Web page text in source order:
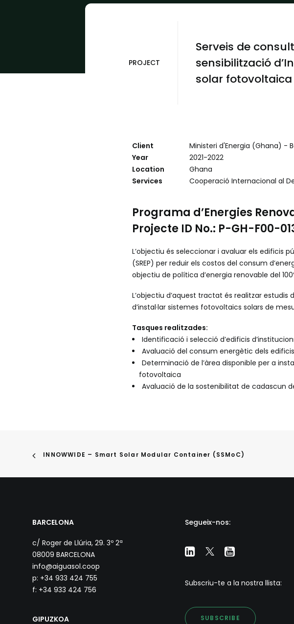
PROJECT
Serveis de
sensibilització
solar fotovoltaica
Client
Ministeri d'Energia (Ghana) -
Year
2021-2022
Location
Ghana
Services
Cooperació Internacional al
Programa d’Energies
Projecte ID No.: P-GH-F00-
L’objectiu és seleccionar i avaluar els edificis
(SREP) per reduir els costos del consum
objectiu de política d’energia renovable del
L’objectiu d’aquest tractat és realitzar
d’instal·lar sistemes fotovoltaics solars de
Tasques realitzades:
Identificació i selecció d’edificis
Avaluació del consum energètic dels
Determinació de l’àrea disponible per a
fotovoltaica
Avaluació de la sostenibilitat de cadascun
INNOWWIDE – Smart Solar Modular Container (SSMoC)
BARCELONA
c/ Roger de Llúria, 29. 3º 2ª
08009 BARCELONA
info@aiguasol.coop
p: +34 933 424 755
f: +34 933 424 756
GIPUZKOA
Segueix-nos:
Subscriu-te a la nostra llista:
SUBSCRIBE